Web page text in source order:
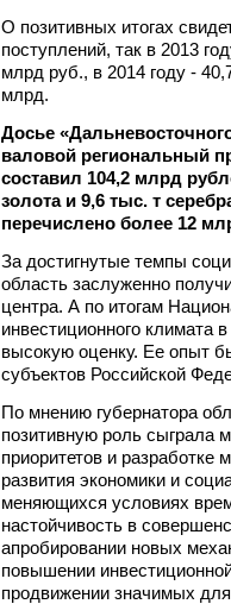
О позитивных итогах
поступлений, так в 2013
млрд руб., в 2014 году -
млрд.
Досье
валовой региональный
составил 104,2 млрд
золота и 9,6 тыс. т
перечислено более 12
За достигнутые темпы
область заслуженно
центра. А по итогам
инвестиционного климата
высокую оценку. Ее опыт
субъектов Российской
По мнению губернатора
позитивную роль сыграла
приоритетов и разработке
развития экономики и
меняющихся условиях
настойчивость в
апробировании новых
повышении
продвижении значимых